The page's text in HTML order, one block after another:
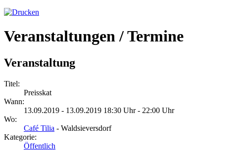
Veranstaltungen / Termine
Veranstaltung
Titel:
Preisskat
Wann:
13.09.2019 - 13.09.2019 18:30 Uhr - 22:00 Uhr
Wo:
Café Tilia - Waldsieversdorf
Kategorie:
Öffentlich